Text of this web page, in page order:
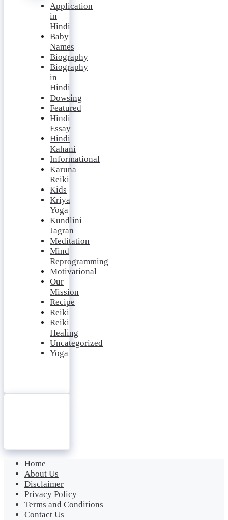
Application
in
Hindi
Baby
Names
Biography
Biography
in
Hindi
Dowsing
Featured
Hindi
Essay
Hindi
Kahani
Informational
Karuna
Reiki
Kids
Kriya
Yoga
Kundlini
Jagran
Meditation
Mind
Reprogramming
Motivational
Our
Mission
Recipe
Reiki
Reiki
Healing
Uncategorized
Yoga
Home
About Us
Disclaimer
Privacy Policy
Terms and Conditions
Contact Us